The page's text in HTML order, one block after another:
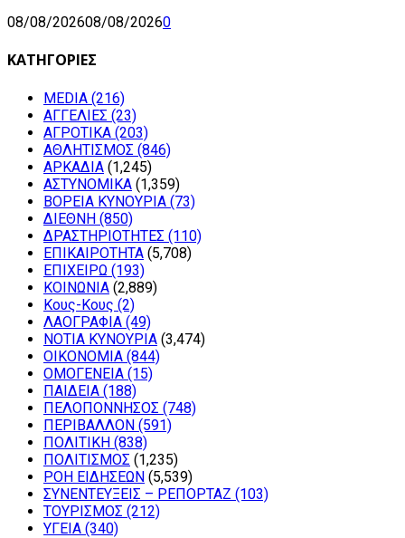
08/08/202608/08/20260
ΚΑΤΗΓΟΡΙΕΣ
MEDIA (216)
ΑΓΓΕΛΙΕΣ (23)
ΑΓΡΟΤΙΚΑ (203)
ΑΘΛΗΤΙΣΜΟΣ (846)
ΑΡΚΑΔΙΑ (1,245)
ΑΣΤΥΝΟΜΙΚΑ (1,359)
ΒΟΡΕΙΑ ΚΥΝΟΥΡΙΑ (73)
ΔΙΕΘΝΗ (850)
ΔΡΑΣΤΗΡΙΟΤΗΤΕΣ (110)
ΕΠΙΚΑΙΡΟΤΗΤΑ (5,708)
ΕΠΙΧΕΙΡΩ (193)
ΚΟΙΝΩΝΙΑ (2,889)
Κους-Κους (2)
ΛΑΟΓΡΑΦΙΑ (49)
ΝΟΤΙΑ ΚΥΝΟΥΡΙΑ (3,474)
ΟΙΚΟΝΟΜΙΑ (844)
ΟΜΟΓΕΝΕΙΑ (15)
ΠΑΙΔΕΙΑ (188)
ΠΕΛΟΠΟΝΝΗΣΟΣ (748)
ΠΕΡΙΒΑΛΛΟΝ (591)
ΠΟΛΙΤΙΚΗ (838)
ΠΟΛΙΤΙΣΜΟΣ (1,235)
ΡΟΗ ΕΙΔΗΣΕΩΝ (5,539)
ΣΥΝΕΝΤΕΥΞΕΙΣ – ΡΕΠΟΡΤΑΖ (103)
ΤΟΥΡΙΣΜΟΣ (212)
ΥΓΕΙΑ (340)